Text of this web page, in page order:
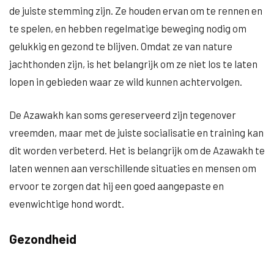
de juiste stemming zijn. Ze houden ervan om te rennen en
te spelen, en hebben regelmatige beweging nodig om
gelukkig en gezond te blijven. Omdat ze van nature
jachthonden zijn, is het belangrijk om ze niet los te laten
lopen in gebieden waar ze wild kunnen achtervolgen.
De Azawakh kan soms gereserveerd zijn tegenover
vreemden, maar met de juiste socialisatie en training kan
dit worden verbeterd. Het is belangrijk om de Azawakh te
laten wennen aan verschillende situaties en mensen om
ervoor te zorgen dat hij een goed aangepaste en
evenwichtige hond wordt.
Gezondheid